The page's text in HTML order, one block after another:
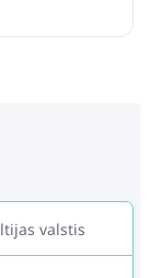
valstis